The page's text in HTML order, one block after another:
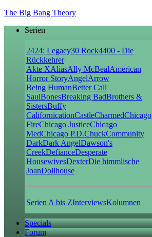
The Big Bang Theory
Serien
2424: Legacy30 Rock4400 - Die
Rückkehrer
Akte XAliasAlly McBealAmerican
Horror StoryAngelArrow
Being HumanBetter Call
SaulBonesBreaking BadBrothers &
SistersBuffy
CalifornicationCastleCharmedChicago
FireChicago JusticeChicago
MedChicago P.D.ChuckCommunity
DarkDark AngelDawson's
CreekDefianceDesperate
HousewivesDexterDie himmlische
JoanDollhouse
Serien A bis ZInterviewsKolumnen
Specials
Forum